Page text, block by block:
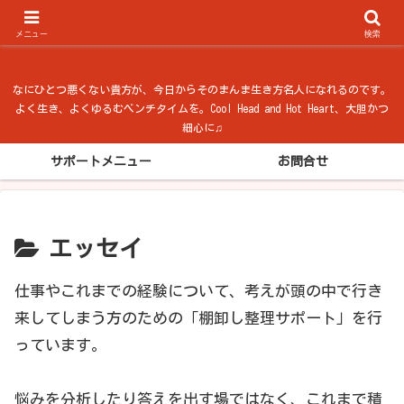
なにひとつ悪くない貴方が、今日からそのまんま生き方名人になれるのです。
よく生き、よくゆるむベンチタイムを。Cool Head and Hot Heart、大胆かつ
細心に♫
サポートメニュー お問合せ
エッセイ
仕事やこれまでの経験について、考えが頭の中で行き
来してしまう方のための「棚卸し整理サポート」を行
っています。
悩みを分析したり答えを出す場ではなく、これまで積
メニュー 検索